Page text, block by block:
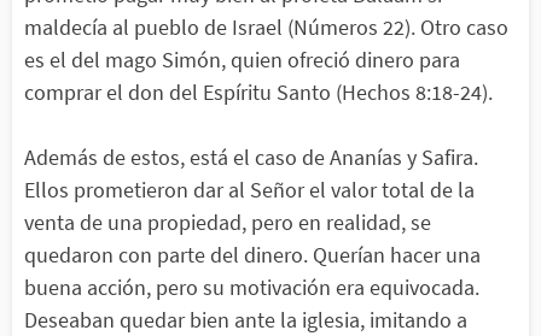
maldecía al pueblo de Israel (Números 22). Otro caso
es el del mago Simón, quien ofreció dinero para
comprar el don del Espíritu Santo (Hechos 8:18-24).
Además de estos, está el caso de Ananías y Safira.
Ellos prometieron dar al Señor el valor total de la
venta de una propiedad, pero en realidad, se
quedaron con parte del dinero. Querían hacer una
buena acción, pero su motivación era equivocada.
Deseaban quedar bien ante la iglesia, imitando a